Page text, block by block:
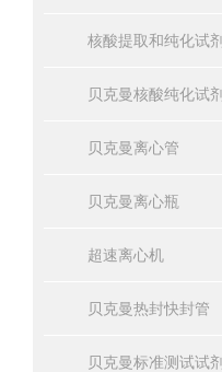
核酸提取和纯化试剂
贝克曼核酸纯化试剂
贝克曼离心管
贝克曼离心瓶
超速离心机
贝克曼热封快封管
贝克曼标准测试试剂